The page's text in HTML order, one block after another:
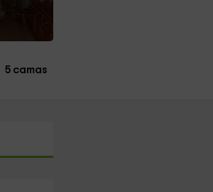
5 camas